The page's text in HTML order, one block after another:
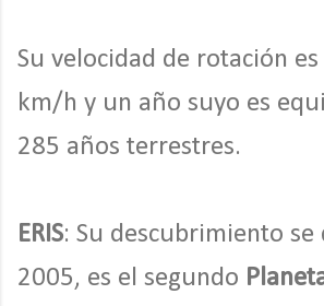
Su velocidad de rotación
km/h y un año suyo es
285 años terrestres.
ERIS: Su descubrimiento se
2005, es el segundo